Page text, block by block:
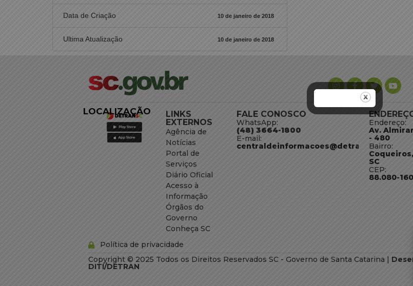
Data de Criação 10 de janeiro de 2018
Ultima Atualização 10 de janeiro de 2018
LINKS
EXTERNOS
Agência de
Notícias
Portal de
Serviços
Diário Oficial
Acesso à
Informação
Órgãos do
Governo
Conheça SC
FALE CONOSCO
WhatsApp:
(48) 3664-1800
E-mail:
centraldeinformacoes@detran.sc.gov.br
Endereço:
Av.
- 480
Bairro:
SC
CEP:
88.080-160
Política de privacidade
LOCALIZAÇÃO
Copyright © 2025 Todos os Direitos Reservados SC - Governo de Santa Catarina |
DITI/DETRAN